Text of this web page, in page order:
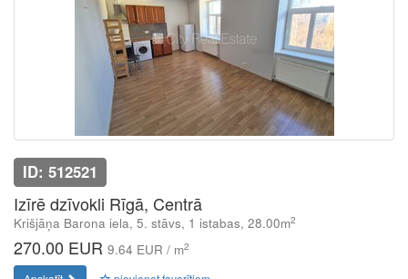
ID: 512521
Izīrē dzīvokli Rīgā, Centrā
Krišjāņa Barona iela, 5. stāvs, 1 istabas, 28.00m2
270.00 EUR 9.64 EUR / m2